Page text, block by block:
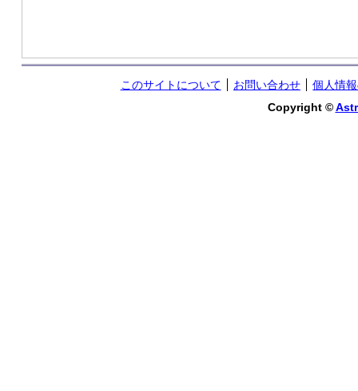
このサイトについて お問い合わせ
個人情
Copyright ©